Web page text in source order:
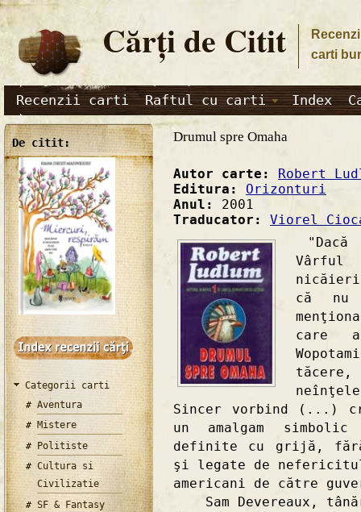
Cărţi de Citit
carti
Recenzii carti Raftul cu carti Index
De citit:
Categorii carti
Aventura
Mistere
Politiste
Cultura si
Civilizatie
SF & Fantasy
Drumul spre Omaha
Autor carte: Robert
Editura: Orizonturi
Anul: 2001
Traducator: Viorel
că
care
Sincer vorbind (...)
un amalgam
definite cu grijă,
şi legate de
americani de către
Sam Devereaux,